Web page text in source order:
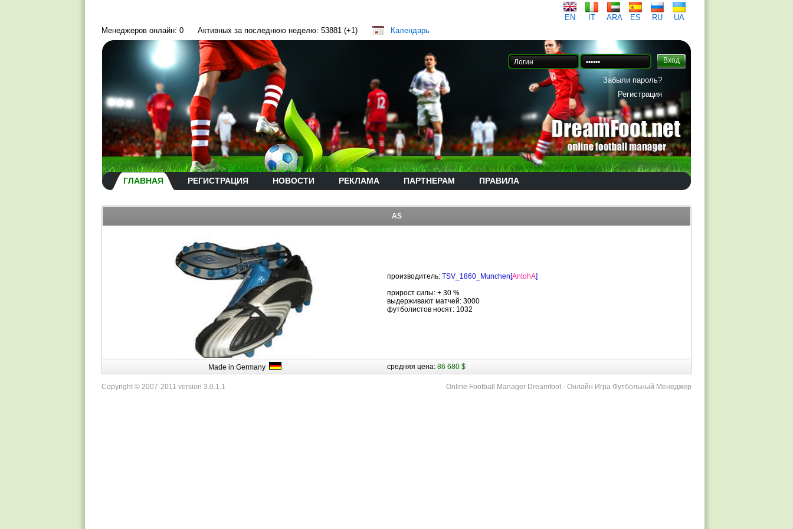
EN IT ARA ES RU
UA
Менеджеров онлайн: 0
Активных за последнюю неделю: 53881 (+1) Календарь
Забыли пароль?
Регистрация
ГЛАВНАЯ РЕГИСТРАЦИЯ НОВОСТИ РЕКЛАМА ПАРТНЕРАМ ПРАВИЛА
AS
производитель: TSV_1860_Munchen[AntohA]
прирост силы: + 30 %
выдерживают матчей: 3000
футболистов носят: 1032
Made in Germany средняя цена: 86 680 $
Online Football Manager Dreamfoot - Онлайн Игра Футбольный Менеджер
Copyright © 2007-2011 version 3.0.1.1